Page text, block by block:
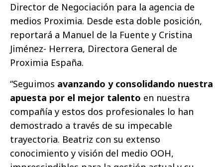
Director de Negociación para la agencia de
medios Proximia. Desde esta doble posición,
reportará a Manuel de la Fuente y Cristina
Jiménez- Herrera, Directora General de
Proximia España.
“Seguimos avanzando y consolidando nuestra
apuesta por el mejor talento en nuestra
compañía y estos dos profesionales lo han
demostrado a través de su impecable
trayectoria. Beatriz con su extenso
conocimiento y visión del medio OOH,